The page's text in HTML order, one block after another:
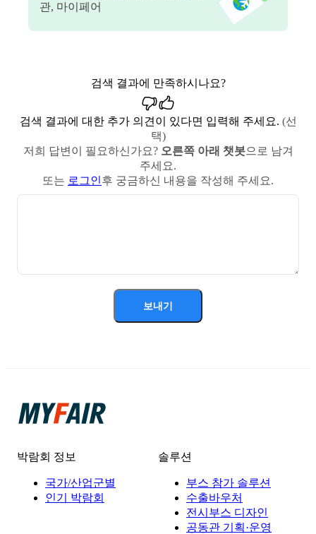
관, 마이페어
검색 결과에 만족하시나요?
검색 결과에 대한 추가 의견이 있다면 입력해 주세요. (선
택)
저희 답변이 필요하신가요? 오른쪽 아래 챗봇으로 남겨
주세요.
또는 로그인후 궁금하신 내용을 작성해 주세요.
보내기
박람회 정보
국가/산업군별
인기 박람회
솔루션
부스 참가 솔루션
수출바우처
전시부스 디자인
공동관 기획·운영